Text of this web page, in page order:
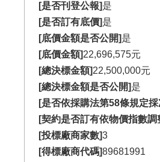
[是否刊登公報]是
[是否訂有底價]是
[底價金額是否公開]是
[底價金額]22,696,575元
[總決標金額]22,500,000元
[總決標金額是否公開]是
[是否依採購法第58條規定
[契約是否訂有依物價指數調
[投標廠商家數]3
[得標廠商代碼]89681991